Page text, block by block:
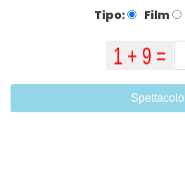
Tipo: Film
Spettacolo